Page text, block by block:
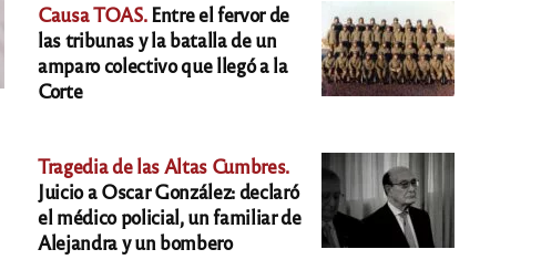
Causa TOAS.Entre el fervor de
las tribunas y la batalla de un
amparo colectivo que llegó a la
Corte
Tragedia de las Altas Cumbres.
Juicio a Oscar González: declaró
el médico policial, un familiar de
Alejandra y un bombero